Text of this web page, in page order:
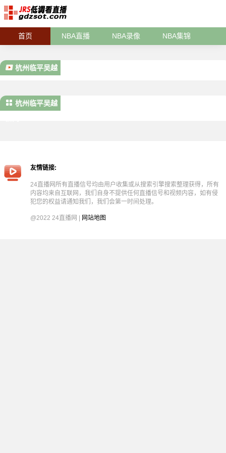
首页 NBA直播 NBA录像 NBA集锦
杭州临平吴越
杭州临平吴越
友情链接:
24直播网所有直播信号均由用户收集或从搜索引擎搜索整理获得，所有
内容均来自互联网，我们自身不提供任何直播信号和视频内容，如有侵
犯您的权益请通知我们，我们会第一时间处理。
@2022 24直播网 | 网站地图